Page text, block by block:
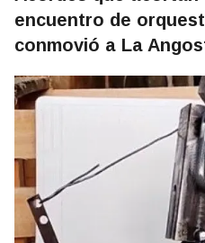
encuentro de
conmovió a La